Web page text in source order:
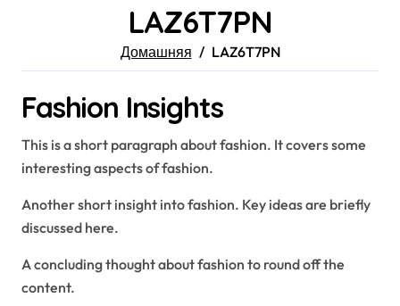
LAZ6T7PN
Домашняя LAZ6T7PN
Fashion Insights
This is a short paragraph about fashion. It covers some
interesting aspects of fashion.
Another short insight into fashion. Key ideas are briefly
discussed here.
A concluding thought about fashion to round off the
content.